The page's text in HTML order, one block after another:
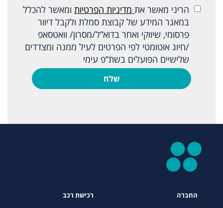
הריני מאשר את מדיניות הפרטיות ומאשר להכלל
במאגר המידע של קבוצת סמלת ולקבל דיוור
פרסומי, שיווקי ואחר בדוא”ל/מסרון/ וואטסאפ
/חיוג אוטומטי לפי הפרטים לעיל ממנה ומצדדים
שלישיים הפועלים בשת”פ עימי
שלח
החברה רכישת רכב